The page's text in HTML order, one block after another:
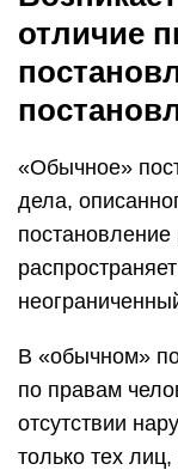
отличие
«Обычное»
дела,
В «обычном»
по правам
отсутствии
только тех